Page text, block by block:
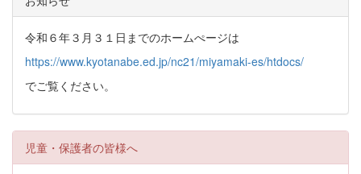
令和６年３月３１日までのホームぺージは
https://www.kyotanabe.ed.jp/nc21/miyamaki-es/htdocs/
でご覧ください。
児童・保護者の皆様へ